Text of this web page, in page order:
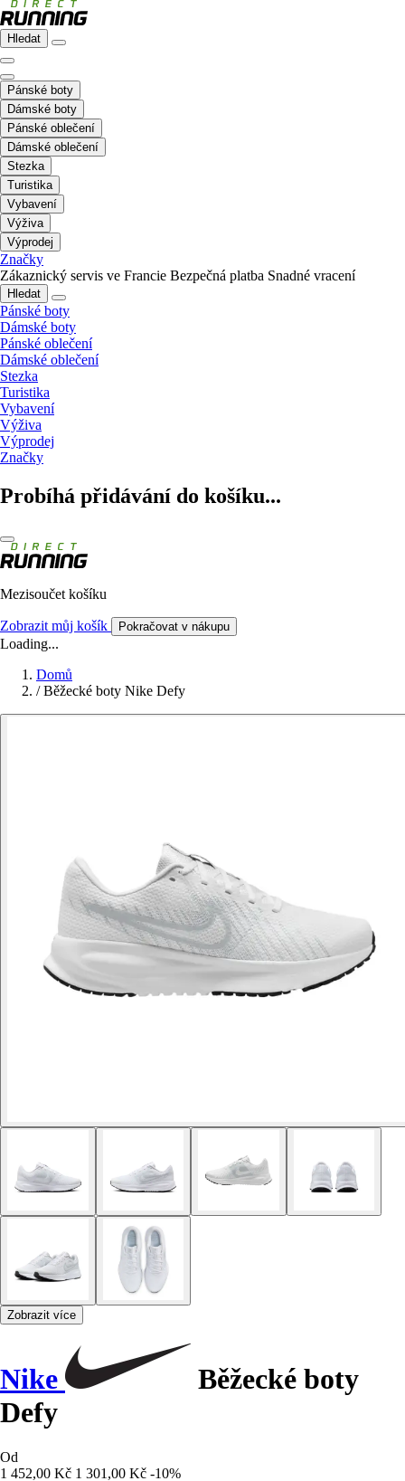
Hledat
Pánské boty
Dámské boty
Pánské oblečení
Dámské oblečení
Stezka
Turistika
Vybavení
Výživa
Výprodej
Značky
Zákaznický servis ve Francie Bezpečná platba Snadné vracení
Hledat
Pánské boty
Dámské boty
Pánské oblečení
Dámské oblečení
Stezka
Turistika
Vybavení
Výživa
Výprodej
Značky
Probíhá přidávání do košíku...
Mezisoučet košíku
Zobrazit můj košík Pokračovat v nákupu
Loading...
Domů
/ Běžecké boty Nike Defy
Zobrazit více
Nike
Běžecké boty
Defy
Od
1 452,00 Kč 1 301,00 Kč -10%